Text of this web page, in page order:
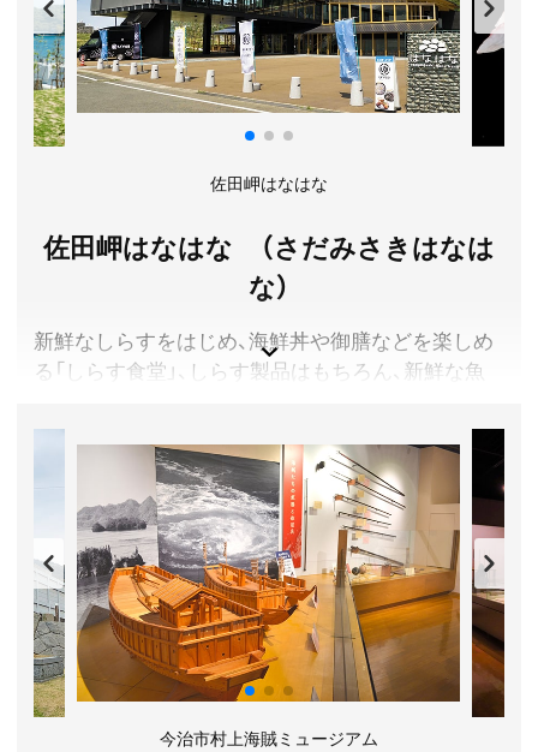
愛媛県伊予市
入場料／無料
営業時間／海山産直あさひさん 8:30～18:00、レストラン
11:00～18:00、テナント 9:00～18:00
定休日／毎月第三火曜日(7・8月は無休）
アクセス／JR伊予上灘駅より徒歩約5分
所在地／愛媛県伊予市双海町高岸甲2326番地
ふたみシーサイド公園 公式サイト
佐田岬はなはな
佐田岬はなはな （さだみさきはなは
な）
新鮮なしらすをはじめ、海鮮丼や御膳などを楽しめ
る「しらす食堂」、しらす製品はもちろん、新鮮な魚
パーク」、自家製の燻製を使ったバーガーやコーヒー
などをテイクアウトできるカフェ「木と樹」。
“日本一細長い”佐田岬半島の四季折々の絶景と、旬
の食材を楽しめる新しい施設が誕生しました。
愛媛県西宇和郡伊方町
入場料／無料
営業時間／【しらすパークはなはな(売店)】3月～10月
9:00～17:30、11月～2月 9:00～17:00 【しらす食堂はな
はな】10:00～16:30（L.O.16:00)
定休日／売店・食堂:不定休、カフェ:水曜日
アクセス／八幡浜駅より伊予鉄南予バス(三崎行)で約1
今治市村上海賊ミュージアム